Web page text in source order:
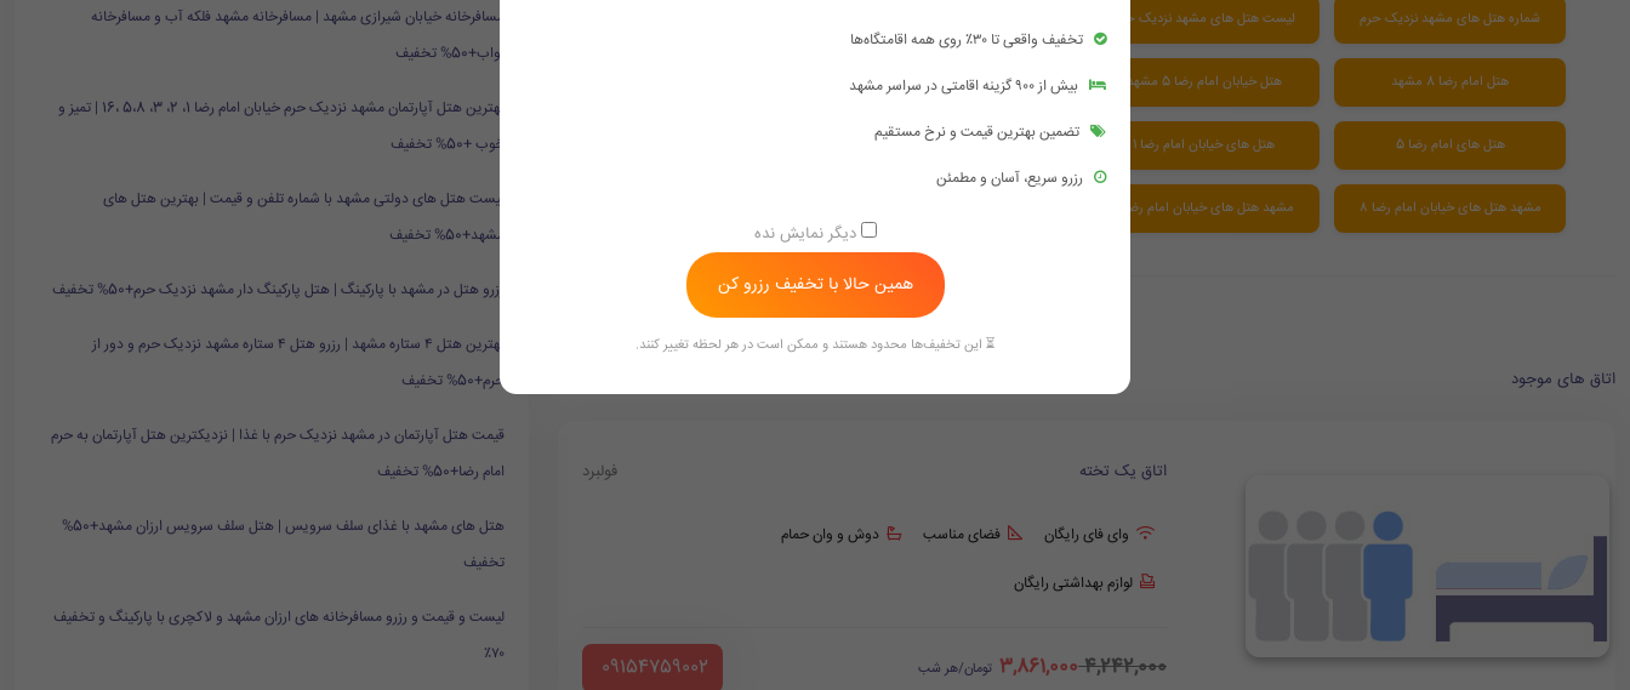
شماره هتل های مشهد نزدیک حرم لیست هتل های مشهد نزدیک حرم
هتل امام رضا 8 مشهد هتل خیابان امام رضا 5 مشهد هتل مشهد خیابان امام رضا
هتل های امام رضا 5 هتل های خیابان امام رضا 1 مشهد هتل های خیابان امام رضا 3
مشهد هتل های خیابان امام رضا ۸ مشهد هتل های خیابان امام رضا3
اتاق های موجود
اتاق یک تخته فولبرد
وای فای رایگان فضای مناسب دوش و وان حمام
لوازم بهداشتی رایگان
4,242,000
3,861,000 تومان/هر شب ‪ 09154759002
مسافرخانه خیابان شیرازی مشهد | مسافرخانه مشهد فلکه آب و مسافرخانه
نواب+50% تخفیف
بهترین هتل آپارتمان مشهد نزدیک حرم خیابان امام رضا 1، 2، 3، 5،8 ،16 | تمیز و
خوب +50% تخفیف
لیست هتل های دولتی مشهد با شماره تلفن و قیمت | بهترین هتل های
مشهد+50% تخفیف
رزرو هتل در مشهد با پارکینگ | هتل پارکینگ دار مشهد نزدیک حرم+50% تخفیف
بهترین هتل ۴ ستاره مشهد | رزرو هتل ۴ ستاره مشهد نزدیک حرم و دور از
حرم+50% تخفیف
قیمت هتل آپارتمان در مشهد نزدیک حرم با غذا | نزدیکترین هتل آپارتمان به حرم
امام رضا+50% تخفیف
هتل های مشهد با غذای سلف سرویس | هتل سلف سرویس ارزان مشهد+50%
تخفیف
لیست و قیمت و رزرو مسافرخانه های ارزان مشهد و لاکچری با پارکینگ و تخفیف
۷۰٪
تخفیف واقعی تا ۳۰٪ روی همه اقامتگاه‌ها
بیش از ۹۰۰ گزینه اقامتی در سراسر مشهد
تضمین بهترین قیمت و نرخ مستقیم
رزرو سریع، آسان و مطمئن
دیگر نمایش نده
همین حالا با تخفیف رزرو کن
⏳ این تخفیف‌ها محدود هستند و ممکن است در هر لحظه تغییر کنند.